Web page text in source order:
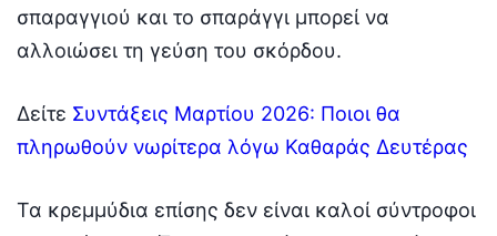
σπαραγγιού και το σπαράγγι μπορεί να
αλλοιώσει τη γεύση του σκόρδου.
Δείτε Συντάξεις Μαρτίου 2026: Ποιοι θα
πληρωθούν νωρίτερα λόγω Καθαράς Δευτέρας
Τα κρεμμύδια επίσης δεν είναι καλοί σύντροφοι